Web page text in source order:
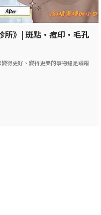
所》| 斑點•痘印•毛孔
得更好、變得更美的事物總是躍躍